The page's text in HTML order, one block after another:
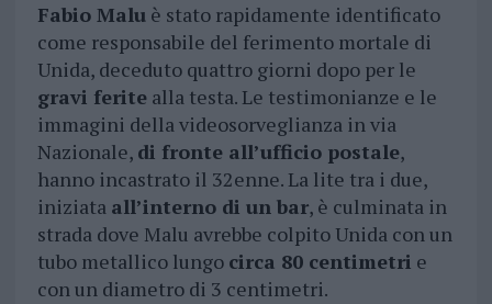
Fabio Maluè stato rapidamente identificato
come responsabile del ferimento mortale di
Unida, deceduto quattro giorni dopo per le
gravi feritealla testa. Le testimonianze e le
immagini della videosorveglianza in via
Nazionale, di fronte all’ufficio postale,
hanno incastrato il 32enne. La lite tra i due,
iniziata all’interno di un bar, è culminata in
strada dove Malu avrebbe colpito Unida con un
tubo metallico lungo circa 80 centimetri e
con un diametro di 3 centimetri.